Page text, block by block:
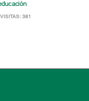
VISITAS: 381